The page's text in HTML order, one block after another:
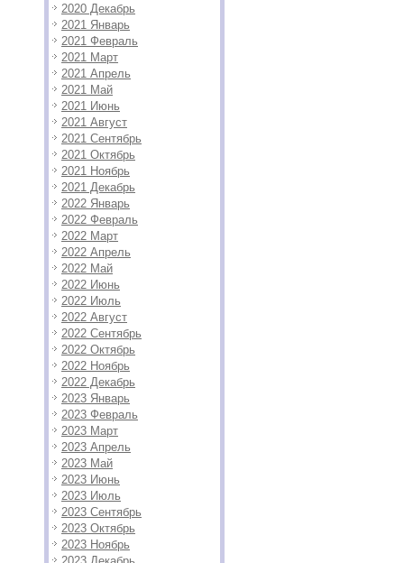
2020 Декабрь
2021 Январь
2021 Февраль
2021 Март
2021 Апрель
2021 Май
2021 Июнь
2021 Август
2021 Сентябрь
2021 Октябрь
2021 Ноябрь
2021 Декабрь
2022 Январь
2022 Февраль
2022 Март
2022 Апрель
2022 Май
2022 Июнь
2022 Июль
2022 Август
2022 Сентябрь
2022 Октябрь
2022 Ноябрь
2022 Декабрь
2023 Январь
2023 Февраль
2023 Март
2023 Апрель
2023 Май
2023 Июнь
2023 Июль
2023 Сентябрь
2023 Октябрь
2023 Ноябрь